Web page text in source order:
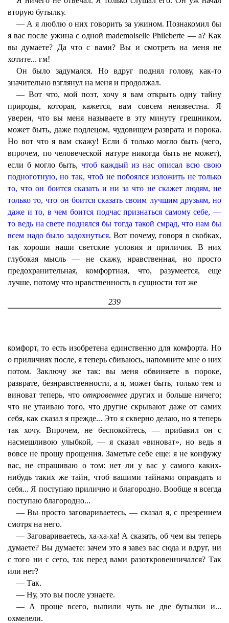
вторую бутылку.
— А я люблю о них говорить за ужином. Познакомил бы
я вас после ужина с одной mademoiselle Phileberte — а? Как
вы думаете? Да что с вами? Вы и смотреть на меня не
хотите... гм!
Он было задумался. Но вдруг поднял голову, как-то
значительно взглянул на меня и продолжал.
— Вот что, мой поэт, хочу я вам открыть одну тайну
природы, которая, кажется, вам совсем неизвестна. Я
уверен, что вы меня называете в эту минуту грешником,
может быть, даже подлецом, чудовищем разврата и порока.
Но вот что я вам скажу! Если б только могло быть (чего,
впрочем, по человеческой натуре никогда быть не может),
если б могло быть, чтоб каждый из нас описал всю свою
подноготную, но так, чтоб не побоялся изложить не только
то, что он боится сказать и ни за что не скажет людям, не
только то, что он боится сказать своим лучшим друзьям, но
даже и то, в чем боится подчас признаться самому себе, —
то ведь на свете поднялся бы тогда такой смрад, что нам бы
всем надо было задохнуться. Вот почему, говоря в скобках,
так хороши наши светские условия и приличия. В них
глубокая мысль — не скажу, нравственная, но просто
предохранительная, комфортная, что, разумеется, еще
лучше, потому что нравственность в сущности тот же
239
комфорт, то есть изобретена единственно для комфорта. Но
о приличиях после, я теперь сбиваюсь, напомните мне о них
потом. Заключу же так: вы меня обвиняете в пороке,
разврате, безнравственности, а я, может быть, только тем и
виноват теперь, что откровеннее других и больше ничего;
что не утаиваю того, что другие скрывают даже от самих
себя, как сказал я прежде... Это я скверно делаю, но я теперь
так хочу. Впрочем, не беспокойтесь, — прибавил он с
насмешливою улыбкой, — я сказал «виноват», но ведь я
вовсе не прошу прощения. Заметьте себе еще: я не конфужу
вас, не спрашиваю о том: нет ли у вас у самого каких-
нибудь таких же тайн, чтоб вашими тайнами оправдать и
себя... Я поступаю прилично и благородно. Вообще я всегда
поступаю благородно...
— Вы просто заговариваетесь, — сказал я, с презрением
смотря на него.
— Заговариваетесь, ха-ха-ха! А сказать, об чем вы теперь
думаете? Вы думаете: зачем это я завез вас сюда и вдруг, ни
с того ни с сего, так перед вами разоткровенничался? Так
или нет?
— Так.
— Ну, это вы после узнаете.
— А проще всего, выпили чуть не две бутылки и...
охмелели.